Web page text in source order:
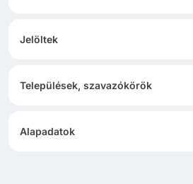
Jelöltek
Települések, szavazókörök
Alapadatok